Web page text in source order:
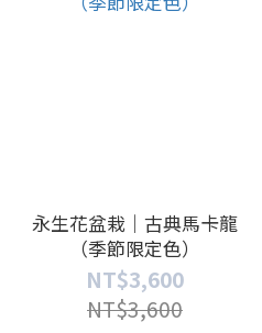
永生花盆栽｜古典馬卡龍
（季節限定色）
NT$3,600
NT$3,600